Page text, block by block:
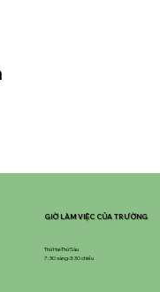
GIỜ LÀM VIỆC CỦA TRƯỜNG
Thứ Hai-Thứ Sáu
7:30 sáng-3:30 chiều